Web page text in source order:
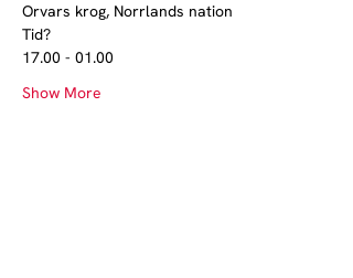
Orvars krog, Norrlands nation
Tid?
17.00 - 01.00
Show More